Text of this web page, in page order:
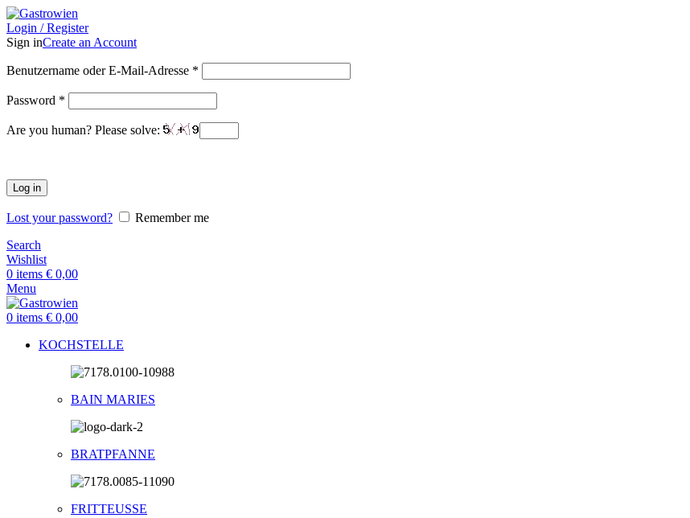
Login / Register
Sign inCreate an Account
Benutzername oder E-Mail-Adresse *
Password *
Are you human? Please solve:
Log in
Lost your password?
Remember me
Search
Wishlist
0 items € 0,00
Menu
0 items € 0,00
KOCHSTELLE
BAIN MARIES
BRATPFANNE
FRITTEUSSE